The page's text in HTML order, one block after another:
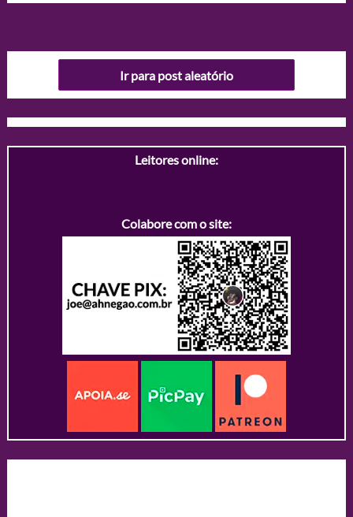
Ir para post aleatório
Leitores online:
Colabore com o site: